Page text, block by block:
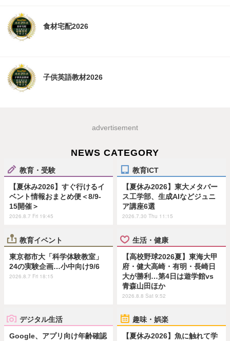
食材宅配2026
子供英語教材2026
advertisement
NEWS CATEGORY
教育・受験
【夏休み2026】すぐ行けるイ
ベント情報おまとめ便＜8/9-
15開催＞
2026.8.7 Fri 19:45
教育ICT
【夏休み2026】東大メタバー
ス工学部、生成AIなどジュニ
ア講座6選
2026.7.30 Thu 11:15
教育イベント
東京都市大「科学体験教室」
24の実験企画…小中向け9/6
2026.8.7 Fri 18:15
生活・健康
【高校野球2026夏】東海大甲
府・健大高崎・有明・長崎日
大が勝利…第4日は遊学館vs
青森山田ほか
2026.8.8 Sat 9:52
デジタル生活
Google、アプリ向け年齢確認
趣味・娯楽
【夏休み2026】魚に触れて学